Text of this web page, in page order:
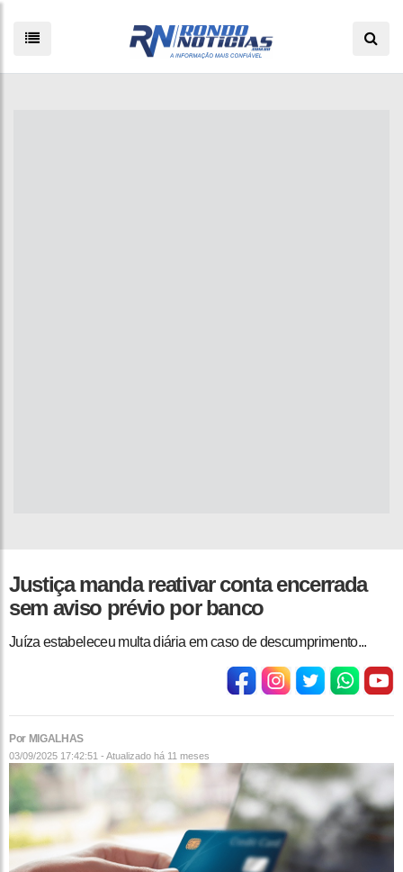
Justiça manda reativar conta encerrada
sem aviso prévio por banco
Juíza estabeleceu multa diária em caso de descumprimento...
Por MIGALHAS
03/09/2025 17:42:51 - Atualizado há 11 meses